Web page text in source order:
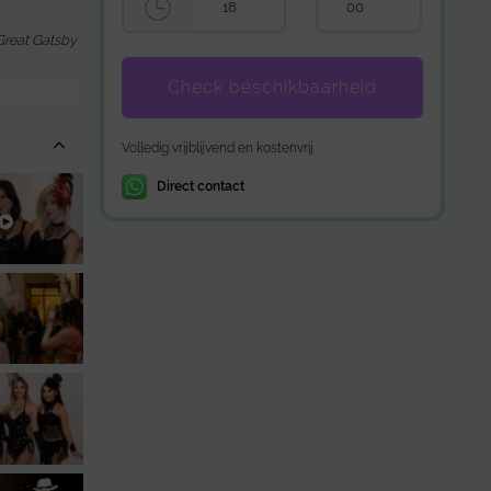
Gatsby
jaren ’20-
Het is
:
Check beschikbaarheid
Volledig vrijblijvend en kostenvrij
Direct contact